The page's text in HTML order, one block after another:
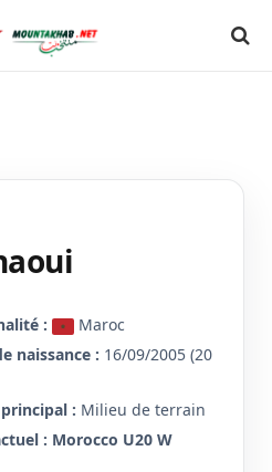
:
Maroc
naissance : 16/09/2005 (20
: Milieu de terrain
: Morocco U20 W